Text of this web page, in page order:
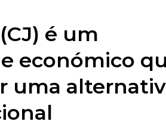
é um
económico
uma